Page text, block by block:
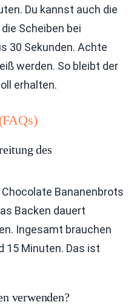
Du kannst auch die
Scheiben bei
30 Sekunden. Achte
werden. So bleibt der
erhalten.
des
Bananenbrots
Backen dauert
Ingesamt brauchen
15 Minuten. Das ist
verwenden?